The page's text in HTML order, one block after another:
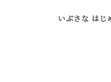
いぶさな はじ